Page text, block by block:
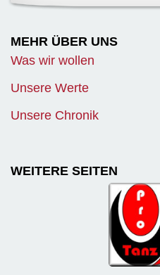
MEHR ÜBER UNS
Was wir wollen
Unsere Werte
Unsere Chronik
WEITERE SEITEN